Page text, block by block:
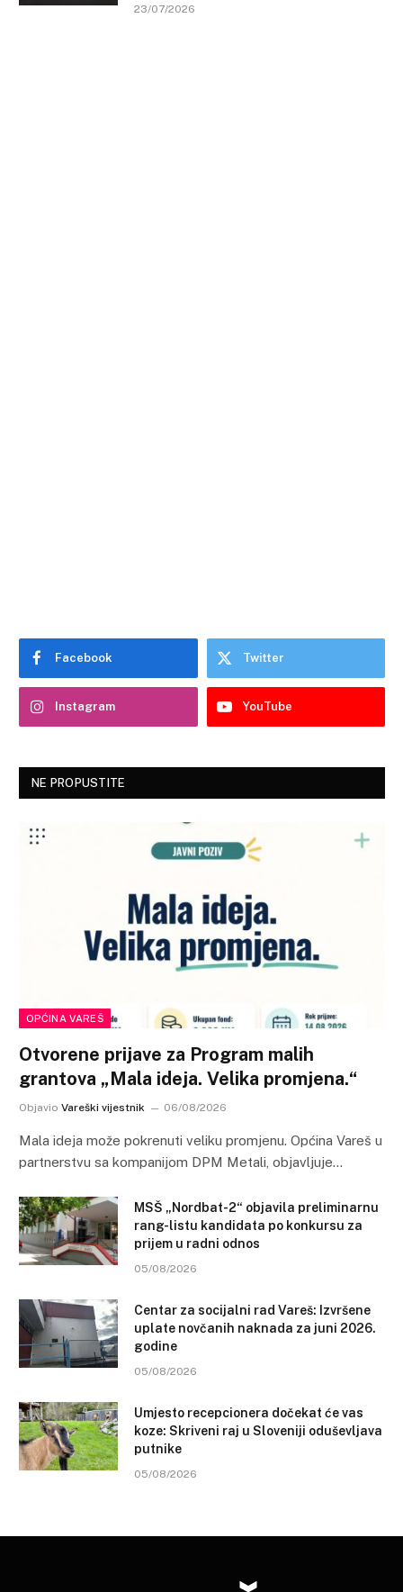
23/07/2026
Facebook Twitter
Instagram YouTube
NE PROPUSTITE
OPĆINA VAREŠ
Otvorene prijave za Program malih
grantova „Mala ideja. Velika promjena.“
Objavio Vareški vijestnik 06/08/2026
Mala ideja može pokrenuti veliku promjenu. Općina Vareš u
partnerstvu sa kompanijom DPM Metali, objavljuje…
MSŠ „Nordbat-2“ objavila preliminarnu
rang-listu kandidata po konkursu za
prijem u radni odnos
05/08/2026
Centar za socijalni rad Vareš: Izvršene
uplate novčanih naknada za juni 2026.
godine
05/08/2026
Umjesto recepcionera dočekat će vas
koze: Skriveni raj u Sloveniji oduševljava
putnike
05/08/2026